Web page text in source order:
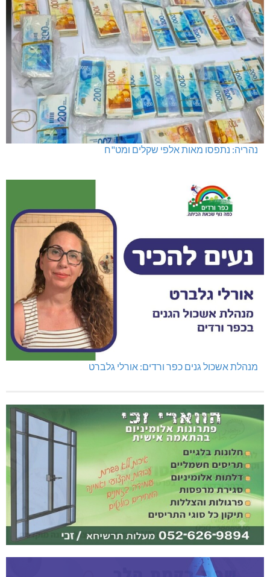
נהריה: נתפסו מאות אלפי שקלים ומט"ח
מנהלת אשכול גנים כפר ורדים: אורלי גלברט